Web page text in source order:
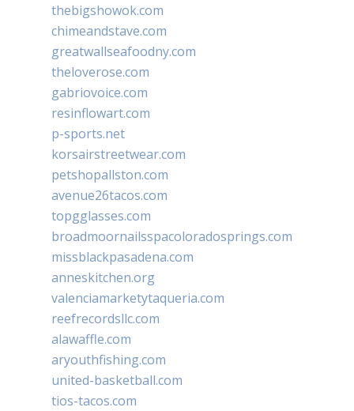
thebigshowok.com
chimeandstave.com
greatwallseafoodny.com
theloverose.com
gabriovoice.com
resinflowart.com
p-sports.net
korsairstreetwear.com
petshopallston.com
avenue26tacos.com
topgglasses.com
broadmoornailsspacoloradosprings.com
missblackpasadena.com
anneskitchen.org
valenciamarketytaqueria.com
reefrecordsllc.com
alawaffle.com
aryouthfishing.com
united-basketball.com
tios-tacos.com